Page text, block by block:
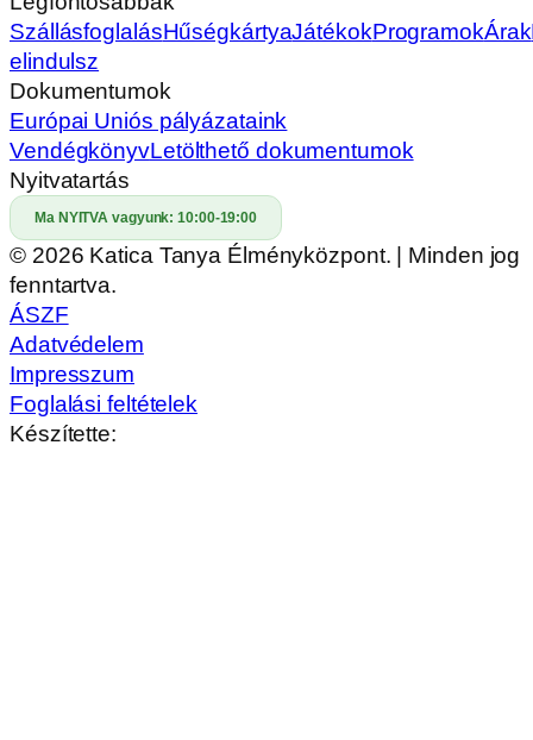
SzállásfoglalásHűségkártyaJátékokProgramokÁrak
elindulsz
Dokumentumok
Európai Uniós pályázataink
VendégkönyvLetölthető dokumentumok
Nyitvatartás
Ma NYITVA vagyunk:10:00-19:00
© 2026 Katica Tanya Élményközpont. | Minden jog
fenntartva.
ÁSZF
Adatvédelem
Impresszum
Foglalási feltételek
Készítette: